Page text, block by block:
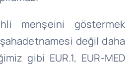
menşeini göstermek
değil daha
gibi EUR.1, EUR-MED